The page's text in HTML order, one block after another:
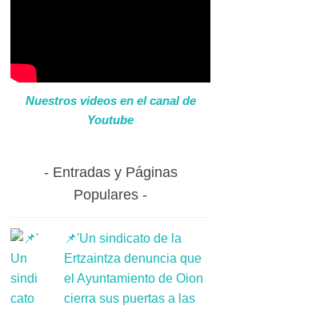
Nuestros videos en el canal de
Youtube
Entradas y Páginas
Populares
📌'Un sindicato de la
Ertzaintza denuncia que
el Ayuntamiento de Oion
cierra sus puertas a las